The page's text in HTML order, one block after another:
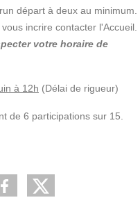
départ à deux au minimum.
incrire contacter l'Accueil.
votre horaire de
à 12h (Délai de rigueur)
de 6 participations sur 15.